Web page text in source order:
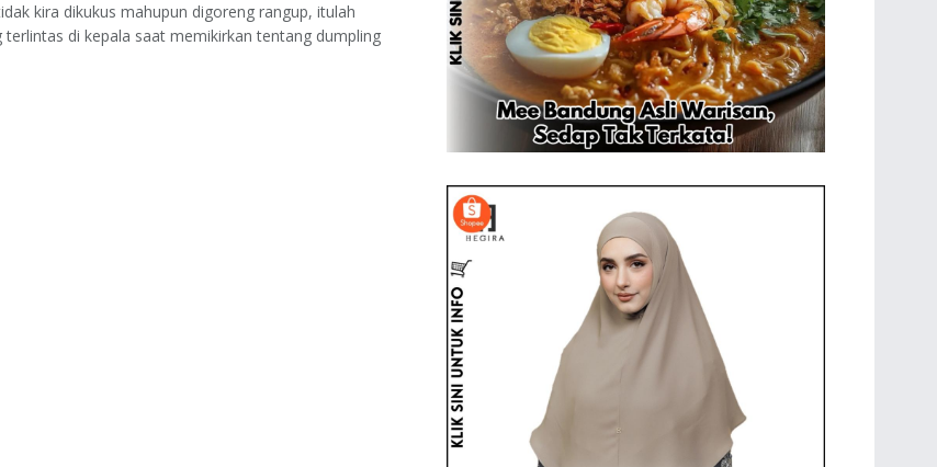
kira dikukus mahupun digoreng rangup, itulah
terlintas di kepala saat memikirkan tentang dumpling